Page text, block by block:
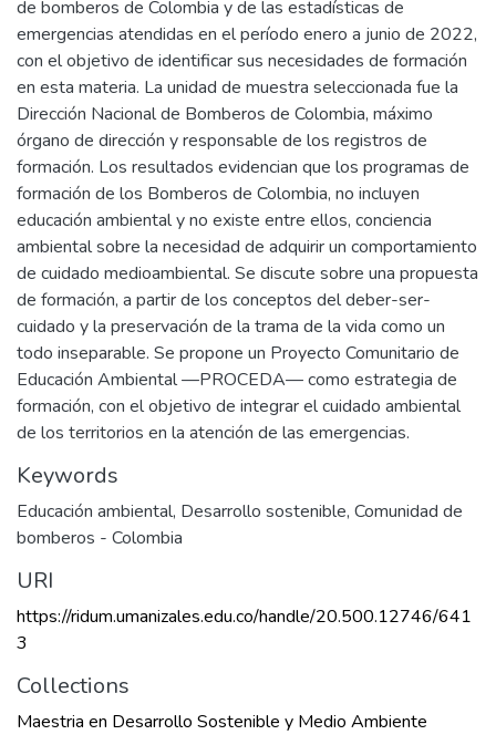
de bomberos de Colombia y de las estadísticas de
emergencias atendidas en el período enero a junio de 2022,
con el objetivo de identificar sus necesidades de formación
en esta materia. La unidad de muestra seleccionada fue la
Dirección Nacional de Bomberos de Colombia, máximo
órgano de dirección y responsable de los registros de
formación. Los resultados evidencian que los programas de
formación de los Bomberos de Colombia, no incluyen
educación ambiental y no existe entre ellos, conciencia
ambiental sobre la necesidad de adquirir un comportamiento
de cuidado medioambiental. Se discute sobre una propuesta
de formación, a partir de los conceptos del deber-ser-
cuidado y la preservación de la trama de la vida como un
todo inseparable. Se propone un Proyecto Comunitario de
Educación Ambiental —PROCEDA— como estrategia de
formación, con el objetivo de integrar el cuidado ambiental
de los territorios en la atención de las emergencias.
Keywords
Educación ambiental, Desarrollo sostenible, Comunidad de
bomberos - Colombia
URI
https://ridum.umanizales.edu.co/handle/20.500.12746/641
3
Collections
Maestria en Desarrollo Sostenible y Medio Ambiente